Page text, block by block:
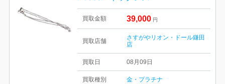
買取金額 39,000 円
買取店舗
さすがやリオン・ドール鎌田
店
買取日 08月09日
買取種別 金・プラチナ